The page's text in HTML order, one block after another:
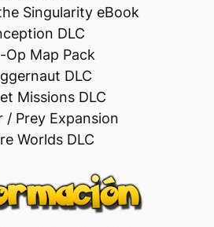
Singularity eBook
DLC
Op Map Pack
DLC
Missions DLC
/ Prey Expansion
Worlds DLC